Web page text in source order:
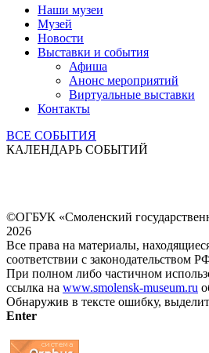
Наши музеи
Музей
Новости
Выставки и события
Афиша
Анонс мероприятий
Виртуальные выставки
Контакты
ВСЕ СОБЫТИЯ
КАЛЕНДАРЬ СОБЫТИЙ
©ОГБУК «Смоленский
2026
Все права на материалы,
соответствии с законодательством
При полном либо частичном
ссылка на www.smolensk-museum.ru
Обнаружив в тексте ошибку,
Enter